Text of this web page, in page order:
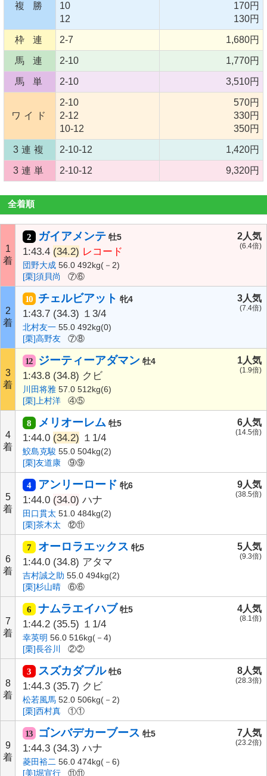
複 勝
10
12
170円
130円
枠 連 2-7 1,680円
馬 連 2-10 1,770円
馬 単 2-10 3,510円
ワイド
2-10
2-12
10-12
570円
330円
350円
3連複 2-10-12 1,420円
3連単 2-10-12 9,320円
全着順
1
着
2 ガイアメンテ 牡5
1:43.4 (34.2) レコード
団野大成 56.0 492kg(－2)
[栗]須貝尚
⑦⑥
2人気
(6.4倍)
2
着
10 チェルビアット 牝4
1:43.7 (34.3) １3/4
北村友一 55.0 492kg(0)
[栗]高野友
⑦⑧
3人気
(7.4倍)
3
着
12 ジーティーアダマン 牡4
1:43.8 (34.8) クビ
川田将雅 57.0 512kg(6)
[栗]上村洋
④⑤
1人気
(1.9倍)
4
着
8 メリオーレム 牡5
1:44.0 (34.2) １1/4
鮫島克駿 55.0 504kg(2)
[栗]友道康
⑨⑨
6人気
(14.5倍)
5
着
4 アンリーロード 牝6
1:44.0 (34.0) ハナ
田口貫太 51.0 484kg(2)
[栗]茶木太
⑫⑪
9人気
(38.5倍)
6
着
7 オーロラエックス 牝5
1:44.0 (34.8) アタマ
吉村誠之助 55.0 494kg(2)
[栗]杉山晴
⑥⑥
5人気
(9.3倍)
7
着
6 ナムラエイハブ 牡5
1:44.2 (35.5) １1/4
幸英明 56.0 516kg(－4)
[栗]長谷川
②②
4人気
(8.1倍)
8
着
3 スズカダブル 牡6
1:44.3 (35.7) クビ
松若風馬 52.0 506kg(－2)
[栗]西村真
①①
8人気
(28.3倍)
9
着
13 ゴンバデカーブース 牡5
1:44.3 (34.3) ハナ
菱田裕二 56.0 474kg(－6)
[美]堀宣行
⑪⑪
7人気
(23.2倍)